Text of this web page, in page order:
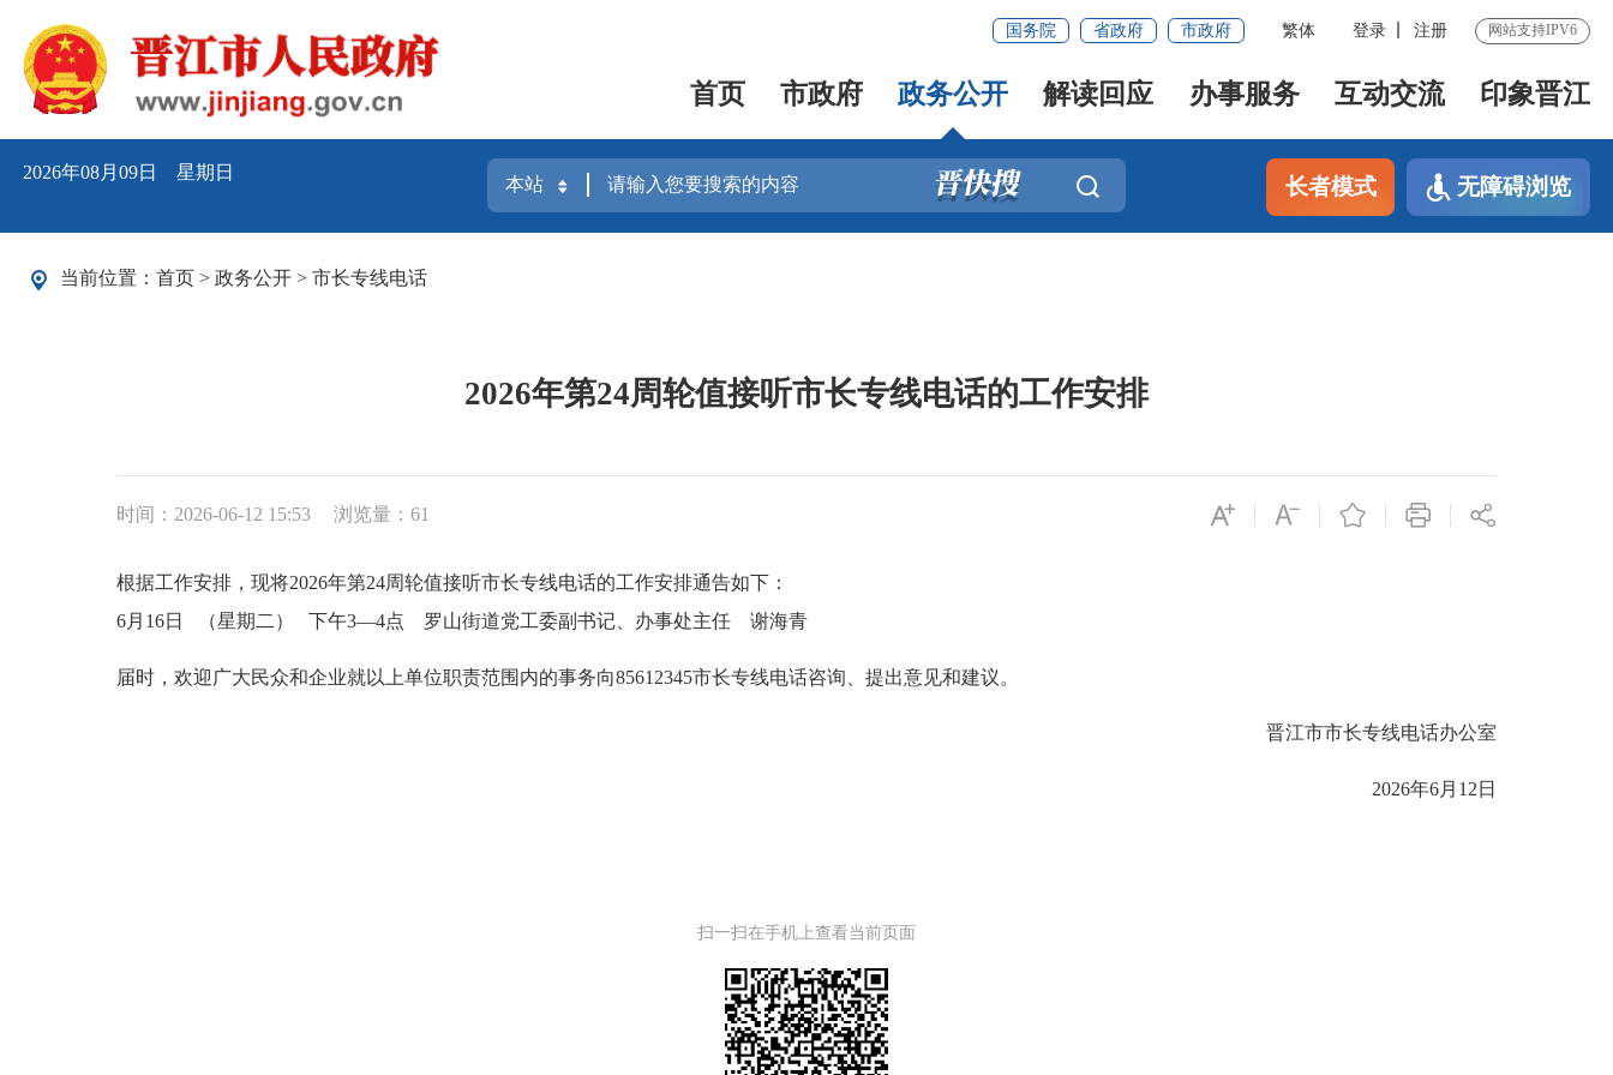
国务院 省政府 市政府 繁体 登录 注册 网站支持IPV6
首页 市政府 政务公开 解读回应 办事服务 互动交流 印象晋江
2026年08月09日 星期日
长者模式 无障碍浏览
当前位置： 首页 > 政务公开 > 市长专线电话
2026年第24周轮值接听市长专线电话的工作安排
时间：2026-06-12 15:53 浏览量：61
根据工作安排，现将2026年第24周轮值接听市长专线电话的工作安排通告如下：
6月16日
（星期二） 下午3—4点 罗山街道党工委副书记、办事处主任谢海青
届时，欢迎广大民众和企业就以上单位职责范围内的事务向85612345市长专线电话咨询、提出意见和建议。
晋江市市长专线电话办公室
2026年6月12日
扫一扫在手机上查看当前页面